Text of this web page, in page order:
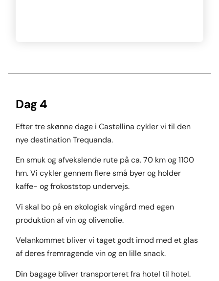
Dag 4
Efter tre skønne dage i Castellina cykler vi til den
nye destination Trequanda.
En smuk og afvekslende rute på ca. 70 km og 1100
hm. Vi cykler gennem flere små byer og holder
kaffe- og frokoststop undervejs.
Vi skal bo på en økologisk vingård med egen
produktion af vin og olivenolie.
Velankommet bliver vi taget godt imod med et glas
af deres fremragende vin og en lille snack.
Din bagage bliver transporteret fra hotel til hotel.